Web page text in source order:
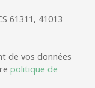
61311, 41013
de vos données
politique de